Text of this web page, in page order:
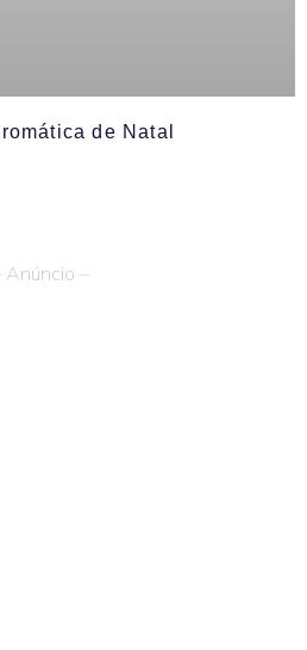
de Natal
Anúncio –